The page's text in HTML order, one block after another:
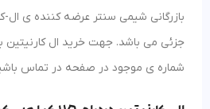
بازرگانی شیمی سنتر عرضه کننده ی
جزئی می باشد. جهت خرید ال
شماره ی موجود در صفحه در تماس